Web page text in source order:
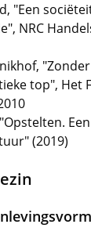
"Een
NRC
top", Het
(2019)